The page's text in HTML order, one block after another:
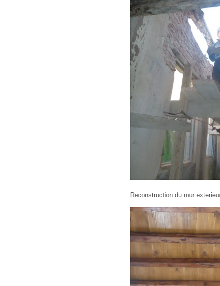
Reconstruction du mur